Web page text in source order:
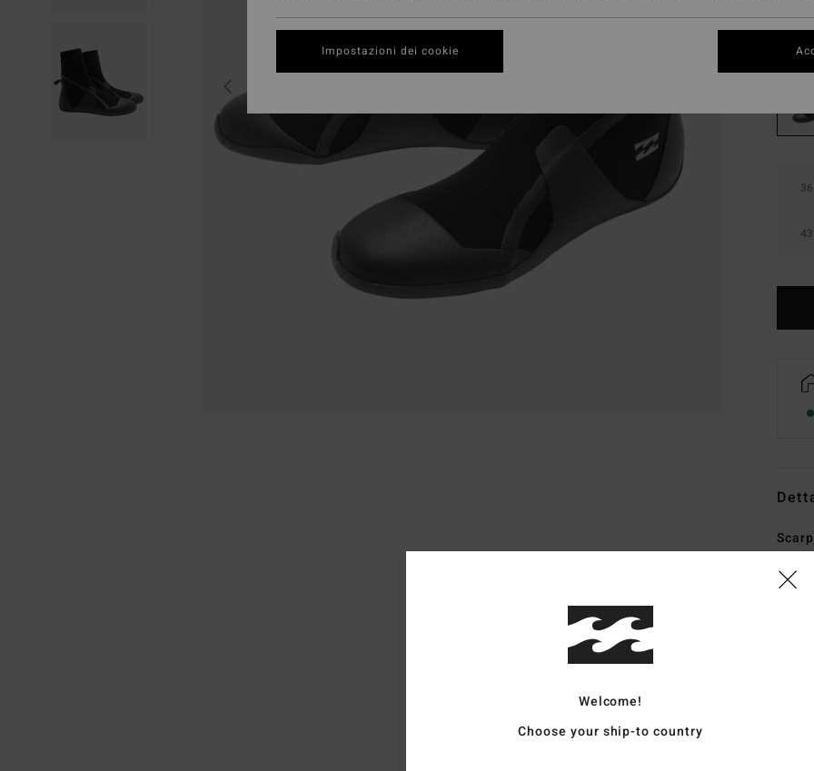
36
43
Style
Welcome!
Choose your ship-to country
Impostazioni dei cookie